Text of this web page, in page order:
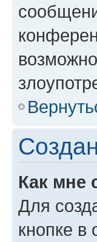
Как мне
Для
кнопке